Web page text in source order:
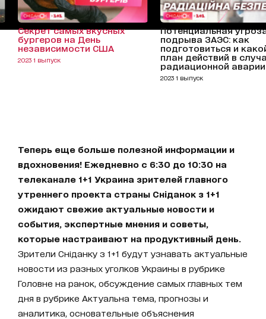
Секрет самых вкусных
бургеров на День
независимости США
2023 1 выпуск
Потенциальная
подрыва ЗАЭС: как
подготовиться и
план действий в
радиационной аварии
2023 1 выпуск
Теперь еще больше полезной информации и
вдохновения! Ежедневно с 6:30 до 10:30 на
телеканале 1+1 Украина зрителей главного
утреннего проекта страны Сніданок з 1+1
ожидают свежие актуальные новости и
события, экспертные мнения и советы,
которые настраивают на продуктивный день.
Зрители Сніданку з 1+1 будут узнавать актуальные
новости из разных уголков Украины в рубрике
Головне на ранок, обсуждение самых главных тем
дня в рубрике Актуальна тема, прогнозы и
аналитика, основательные объяснения